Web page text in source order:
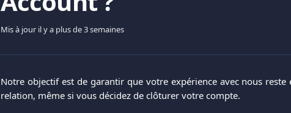
Mis à jour il y a plus de 3 semaines
Notre objectif est de garantir que votre expérience avec nous reste
relation, même si vous décidez de clôturer votre compte.